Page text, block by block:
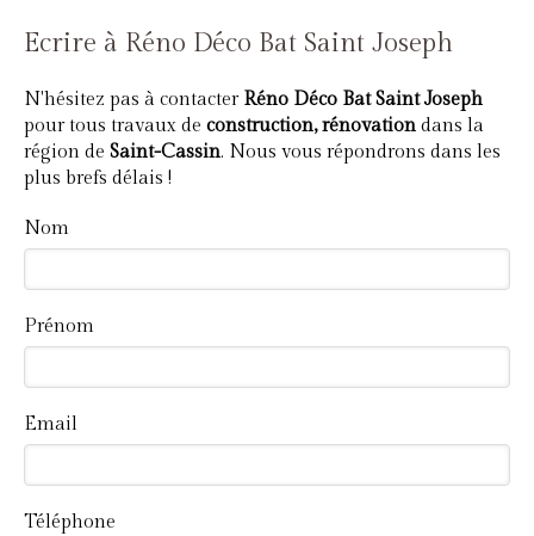
Ecrire à Réno Déco Bat Saint Joseph
N'hésitez pas à contacter Réno Déco Bat Saint Joseph
pour tous travaux de construction, rénovation dans la
région de Saint-Cassin. Nous vous répondrons dans les
plus brefs délais !
Nom
Prénom
Email
Téléphone